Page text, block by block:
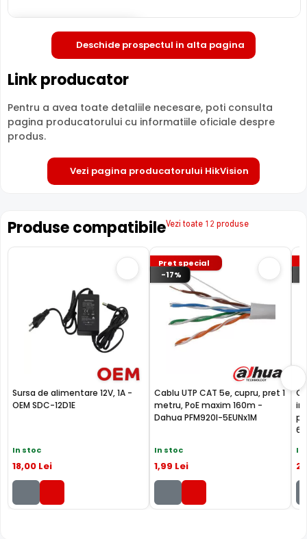
Deschide prospectul in alta pagina
Link producator
Pentru a avea toate detaliile necesare, poti consulta
pagina producatorului cu informatiile oficiale despre
produs.
Vezi pagina producatorului HikVision
Produse compatibileVezi toate 12 produse
Sursa de alimentare 12V, 1A -
OEM SDC-12D1E
In stoc
18,00 Lei
Pret special
-17%
Cablu UTP CAT 5e, cupru, pret 1
metru, PoE maxim 160m -
Dahua PFM920I-5EUNx1M
In stoc
1,99 Lei
In
2